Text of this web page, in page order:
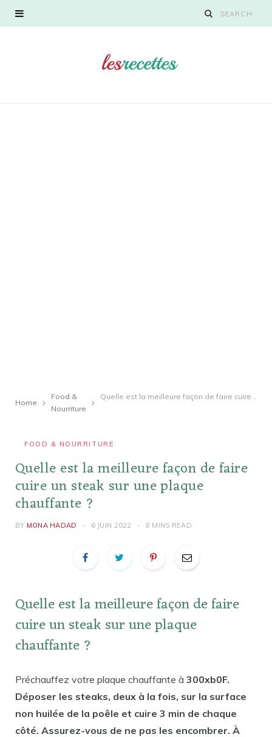
Home
Food &
Nourriture
Quelle est la meilleure façon de faire cuire un steak sur une plaque chauffante ?
FOOD & NOURRITURE
Quelle est la meilleure façon de faire
cuire un steak sur une plaque
chauffante ?
BY MONA HADAD 6 JUIN 2022 8 MINS READ
Quelle est la meilleure façon de faire
cuire un steak sur une plaque
chauffante ?
Préchauffez votre plaque chauffante à 300xb0F.
Déposer les steaks, deux à la fois, sur la surface
non huilée de la poêle et cuire 3 min de chaque
côté. Assurez-vous de ne pas les encombrer. À